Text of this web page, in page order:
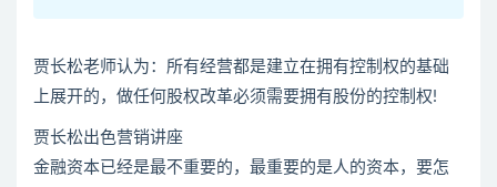
贾长松老师认为：所有经营都是建立在拥有控制权的基础
上展开的，做任何股权改革必须需要拥有股份的控制权!
贾长松出色营销讲座
金融资本已经是最不重要的，最重要的是人的资本，要怎